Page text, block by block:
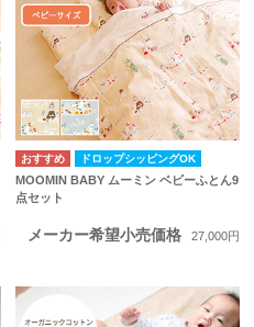
ドロップシッピングOK
MOOMIN BABY ムーミン ベビーふとん9
点セット
メーカー希望小売価格 27,000円